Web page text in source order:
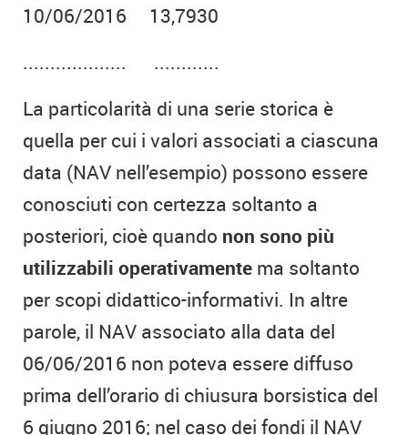
10/06/2016 13,7930
................... ............
La particolarità di una serie storica è
quella per cui i valori associati a ciascuna
data (NAV nell’esempio) possono essere
conosciuti con certezza soltanto a
posteriori, cioè quando non sono più
utilizzabili operativamente ma soltanto
per scopi didattico-informativi. In altre
parole, il NAV associato alla data del
06/06/2016 non poteva essere diffuso
prima dell’orario di chiusura borsistica del
6 giugno 2016; nel caso dei fondi il NAV